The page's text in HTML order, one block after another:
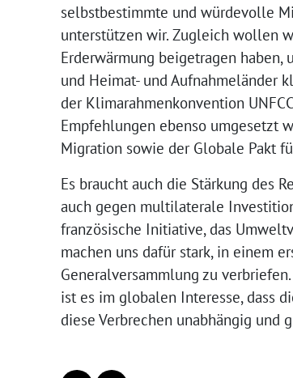
selbstbestimmte und würdevolle
unterstützen wir. Zugleich wollen
Erderwärmung beigetragen
und Heimat- und Aufnahmeländer
der Klimarahmenkonvention
Empfehlungen ebenso umgesetzt
Migration sowie der Globale Pakt
Es braucht auch die Stärkung des
auch gegen multilaterale
französische Initiative, das
machen uns dafür stark, in einem
Generalversammlung zu
ist es im globalen Interesse, dass
diese Verbrechen unabhängig und